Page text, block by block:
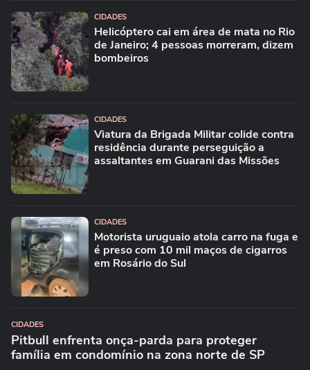
CIDADES
Helicóptero cai em área de mata no Rio
de Janeiro; 4 pessoas morreram, dizem
bombeiros
CIDADES
Viatura da Brigada Militar colide contra
residência durante perseguição a
assaltantes em Guarani das Missões
CIDADES
Motorista uruguaio atola carro na fuga e
é preso com 10 mil maços de cigarros
em Rosário do Sul
CIDADES
Pitbull enfrenta onça-parda para proteger
família em condomínio na zona norte de SP